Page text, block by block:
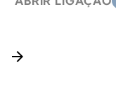
arrow_forward